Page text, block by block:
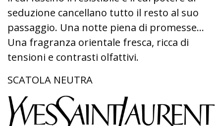
seduzione cancellano tutto il resto al suo
passaggio. Una notte piena di promesse…
Una fragranza orientale fresca, ricca di
tensioni e contrasti olfattivi.
SCATOLA NEUTRA